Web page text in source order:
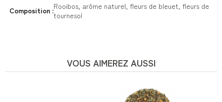
Composition :Rooibos, arôme naturel, fleurs de bleuet, fleurs de
tournesol
VOUS AIMEREZ AUSSI